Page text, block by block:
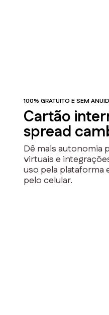
100% GRATUITO E SEM
Cartão
spread
Dê mais autonomia
virtuais e
uso pela plataforma
pelo celular.